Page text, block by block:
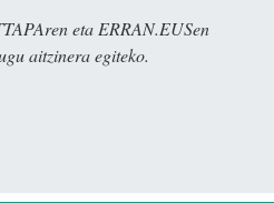
eta ERRAN.EUSen
aitzinera egiteko.